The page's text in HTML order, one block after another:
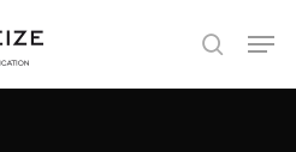
search